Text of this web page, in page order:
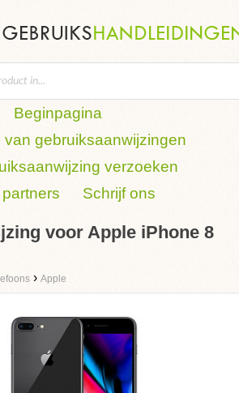
Beginpagina
van gebruiksaanwijzingen
verzoeken
Schrijf ons
voor Apple iPhone 8
› Apple